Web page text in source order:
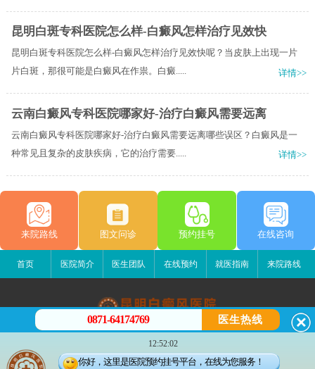
昆明白斑专科医院怎么样-白癜风怎样治疗见效快
昆明白斑专科医院怎么样-白癜风怎样治疗见效快呢？当皮肤上出现一片
片白斑，那很可能是白癜风在作祟。白癜.....
详情>>
云南白癜风专科医院哪家好-治疗白癜风需要远离
云南白癜风专科医院哪家好-治疗白癜风需要远离哪些误区？白癜风是一
种常见且复杂的皮肤疾病，它的治疗需要.....
详情>>
来院路线 图文问诊 预约挂号 在线咨询
首页 医院简介 医生团队 在线预约 就医指南 来院路线
昆明白癜风医院
昆明市五华区护国路2号
版权所有：昆明白癜风医院
0871-64174769 医生热线
12:52:02
你好，这里是医院预约挂号平台，在线为您服务！